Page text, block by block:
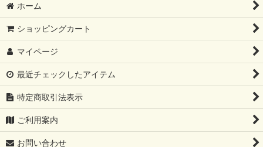
ホーム
ショッピングカート
マイページ
最近チェックしたアイテム
特定商取引法表示
ご利用案内
お問い合わせ